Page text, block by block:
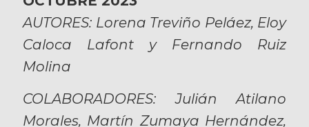
AUTORES: Lorena Treviño Peláez, Eloy
Caloca Lafont y Fernando Ruiz
Molina
COLABORADORES: Julián Atilano
Morales, Martín Zumaya Hernández,